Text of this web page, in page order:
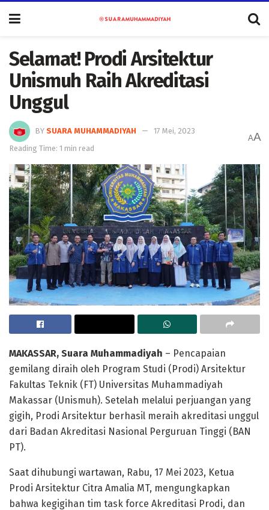
Selamat! Prodi Arsitektur
Unismuh Raih Akreditasi
Unggul
BY SUARA MUHAMMADIYAH
17 Mei, 2023
Reading Time: 1 min read
AA
MAKASSAR, Suara Muhammadiyah – Pencapaian
gemilang diraih oleh Program Studi (Prodi) Arsitektur
Fakultas Teknik (FT) Universitas Muhammadiyah
Makassar (Unismuh). Setelah melalui perjuangan yang
gigih, Prodi Arsitektur berhasil meraih akreditasi unggul
dari Badan Akreditasi Nasional Perguruan Tinggi (BAN
PT).
Saat dihubungi wartawan, Rabu, 17 Mei 2023, Ketua
Prodi Arsitektur Citra Amalia MT, mengungkapkan
bahwa kegigihan tim task force Akreditasi Prodi, dan